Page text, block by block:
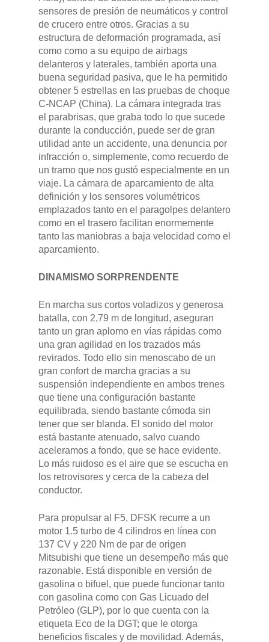
sensores de presión de neumáticos y control
de crucero entre otros. Gracias a su
estructura de deformación programada, así
como como a su equipo de airbags
delanteros y laterales, también aporta una
buena seguridad pasiva, que le ha permitido
obtener 5 estrellas en las pruebas de choque
C-NCAP (China). La cámara integrada tras
el parabrisas, que graba todo lo que sucede
durante la conducción, puede ser de gran
utilidad ante un accidente, una denuncia por
infracción o, simplemente, como recuerdo de
un tramo que nos gustó especialmente en un
viaje. La cámara de aparcamiento de alta
definición y los sensores volumétricos
emplazados tanto en el paragolpes delantero
como en el trasero facilitan enormemente
tanto las maniobras a baja velocidad como el
aparcamiento.
DINAMISMO SORPRENDENTE
En marcha sus cortos voladizos y generosa
batalla, con 2,79 m de longitud, aseguran
tanto un gran aplomo en vías rápidas como
una gran agilidad en los trazados más
revirados. Todo ello sin menoscabo de un
gran confort de marcha gracias a su
suspensión independiente en ambos trenes
que tiene una configuración bastante
equilibrada, siendo bastante cómoda sin
tener que ser blanda. El sonido del motor
está bastante atenuado, salvo cuando
aceleramos a fondo, que se hace evidente.
Lo más ruidoso es el aire que se escucha en
los retrovisores y cerca de la cabeza del
conductor.
Para propulsar al F5, DFSK recurre a un
motor 1.5 turbo de 4 cilindros en línea con
137 CV y 220 Nm de par de origen
Mitsubishi que tiene un desempeño más que
razonable. Está disponible en versión de
gasolina o bifuel, que puede funcionar tanto
con gasolina como con Gas Licuado del
Petróleo (GLP), por lo que cuenta con la
etiqueta Eco de la DGT; que le otorga
beneficios fiscales y de movilidad. Además,
DFSK E5
DFSK 600
RENTING
POSTVENTA
Garantías
Mantenimiento
Manuales y catálogos
Accesorios
BLOG
CONTACTO